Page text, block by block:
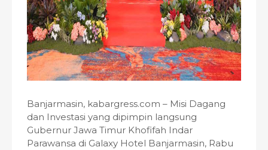
Banjarmasin, kabargress.com – Misi Dagang
dan Investasi yang dipimpin langsung
Gubernur Jawa Timur Khofifah Indar
Parawansa di Galaxy Hotel Banjarmasin, Rabu